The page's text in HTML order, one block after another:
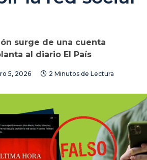
surge de una cuenta
al diario El País
5, 2026 2 Minutos de Lectura